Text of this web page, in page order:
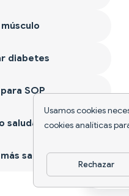
Usamos cookies
cookies analíticas
Rechazar
diabetes
SOP
saludable
sano